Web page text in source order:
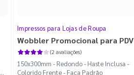
Impressos para Lojas de Roupa
Wobbler Promocional para PDV
(2 avaliações)
150x300mm - Redondo - Haste Inclusa -
Colorido Frente - Faca Padrão